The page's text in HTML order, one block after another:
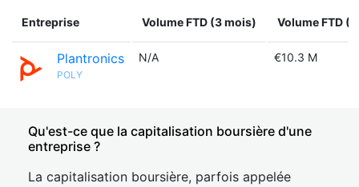
Entreprise Volume FTD (3 mois) Volume FTD (1
Plantronics
POLY
N/A €10.3 M
Qu'est-ce que la capitalisation boursière d'une
entreprise ?
La capitalisation boursière, parfois appelée